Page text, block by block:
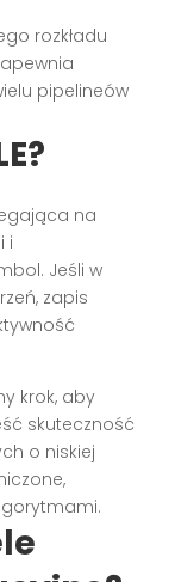
rozkładu
pipelineów
na
i
Jeśli w
zapis
krok, aby
skuteczność
o niskiej